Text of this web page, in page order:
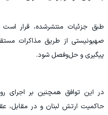
طبق جزئیات منتشرشده، قرار
صهیونیستی از طریق مذاکرات
پیگیری و حل‌وفصل شود.
در این توافق همچنین بر اجرای
حاکمیت ارتش لبنان و در مقابل،